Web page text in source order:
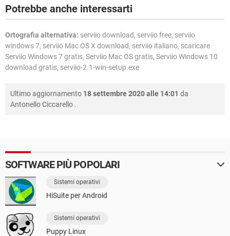
Potrebbe anche interessarti
Ortografia alternativa: serviio download, serviio free, serviio
windows 7, serviio Mac OS X download, serviio italiano, scaricare
Serviio Windows 7 gratis, Serviio Mac OS gratis, Serviio Windows 10
download gratis, serviio-2.1-win-setup.exe
Ultimo aggiornamento 18 settembre 2020 alle 14:01 da
Antonello Ciccarello .
SOFTWARE PIÙ POPOLARI
Sistemi operativi
HiSuite per Android
Sistemi operativi
Puppy Linux